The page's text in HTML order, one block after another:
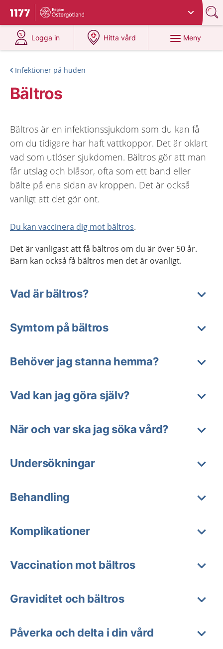
Till startsidan för 1177
Du har valt region
Logga in
på 1177.se
Hitta vård
på 1177.se
Meny
Infektioner på huden
Bältros
Bältros är en infektionssjukdom som du kan få
om du tidigare har haft vattkoppor. Det är oklart
vad som utlöser sjukdomen. Bältros gör att man
får utslag och blåsor, ofta som ett band eller
bälte på ena sidan av kroppen. Det är också
vanligt att det gör ont.
Du kan vaccinera dig mot bältros.
Det är vanligast att få bältros om du är över 50 år.
Barn kan också få bältros men det är ovanligt.
Vad är bältros?
Symtom på bältros
Behöver jag stanna hemma?
Vad kan jag göra själv?
När och var ska jag söka vård?
Undersökningar
Behandling
Komplikationer
Vaccination mot bältros
Graviditet och bältros
Påverka och delta i din vård